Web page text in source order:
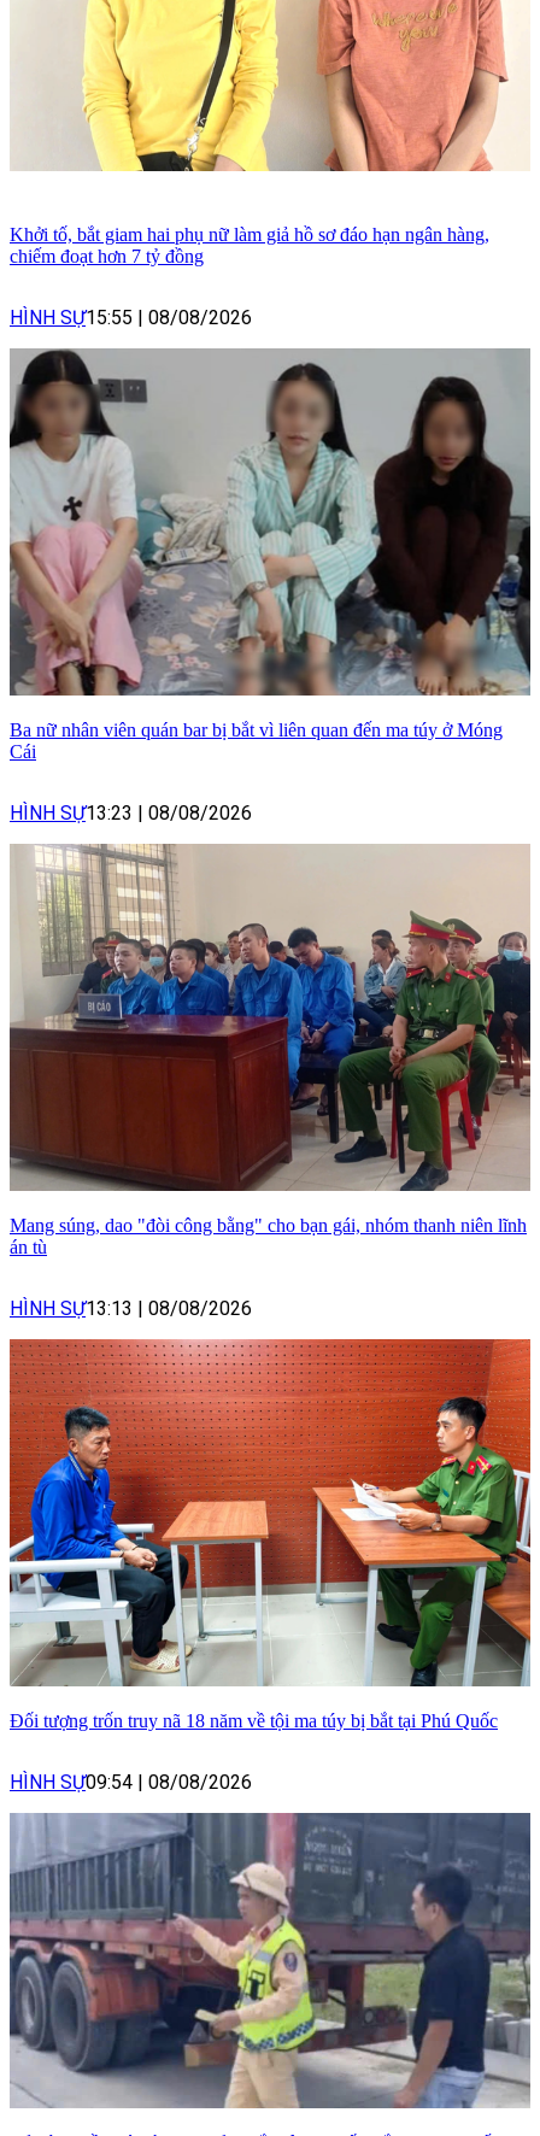
Khởi tố, bắt giam hai phụ nữ làm giả hồ sơ đáo hạn ngân hàng,
chiếm đoạt hơn 7 tỷ đồng
HÌNH SỰ15:55 | 08/08/2026
Ba nữ nhân viên quán bar bị bắt vì liên quan đến ma túy ở Móng
Cái
HÌNH SỰ13:23 | 08/08/2026
Mang súng, dao "đòi công bằng" cho bạn gái, nhóm thanh niên lĩnh
án tù
HÌNH SỰ13:13 | 08/08/2026
Đối tượng trốn truy nã 18 năm về tội ma túy bị bắt tại Phú Quốc
HÌNH SỰ09:54 | 08/08/2026